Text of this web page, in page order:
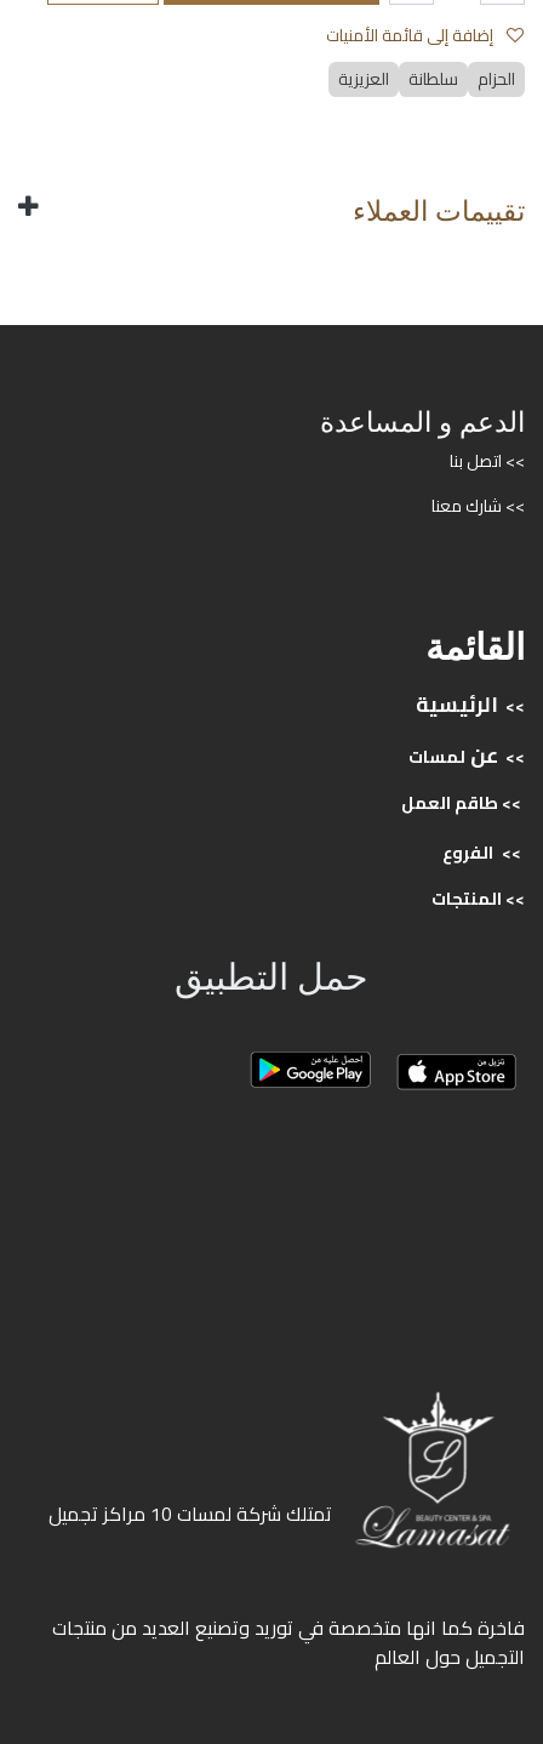
الحزام
سلطانة العزيزية
تقييمات العملاء
الدعم و المساعدة
>> اتصل بنا
>> شارك معنا
القائمة
>> الرئيسية
>> عن لمسات
>> طاقمالعمل
>> الفروع
>>المنتجات
حمل التطبيق
ﺗﻤﺘﻠﻚ ﺷﺮﻛﺔ ﻟﻤﺴﺎت 10 ﻣﺮاﻛﺰ ﺗﺠﻤﻴﻞ
ﻓﺎﺧﺮة كما انها ﻣﺘﺨﺼﺼﺔ ﻓﻲ ﺗﻮرﻳﺪ وﺗﺼﻨﻴﻊ اﻟﻌﺪﻳﺪ ﻣﻦ ﻣﻨﺘﺠﺎت
اﻟﺘﺠﻤﻴﻞ ﺣﻮل اﻟﻌﺎﻟﻢ